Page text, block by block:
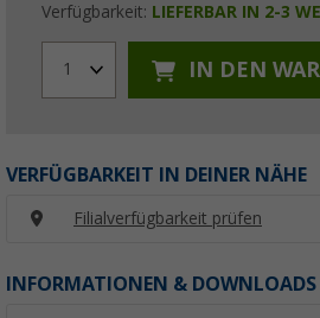
Verfügbarkeit: LIEFERBAR IN 2-3
1 IN DEN
VERFÜGBARKEIT IN DEINER NÄHE
Filialverfügbarkeit prüfen
INFORMATIONEN & DOWNLOADS